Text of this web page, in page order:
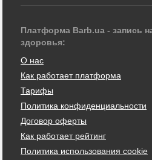
Платформа Barb.ua - запись
здоровья:
О нас
Как работает платформа
Тарифы
Политика конфиденциальности
Договор оферты
Как работает рейтинг
Политика использования cookie